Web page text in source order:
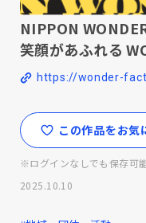
NIPPON
笑顔があふれる
https://wonder-
この作品をお気
※ログインなしでも保存可
2025.10.10